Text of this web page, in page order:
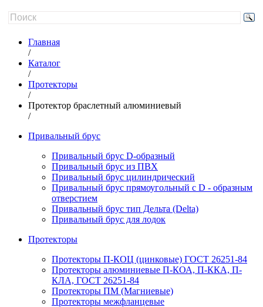
Главная
/
Каталог
/
Протекторы
/
Протектор браслетный алюминиевый
/
Привальный брус
Привальный брус D-образный
Привальный брус из ПВХ
Привальный брус цилиндрический
Привальный брус прямоугольный с D - образным
отверстием
Привальный брус тип Дельта (Delta)
Привальный брус для лодок
Протекторы
Протекторы П-КОЦ (цинковые) ГОСТ 26251-84
Протекторы алюминиевые П-КОА, П-ККА, П-
КЛА, ГОСТ 26251-84
Протекторы ПМ (Магниевые)
Протекторы межфланцевые